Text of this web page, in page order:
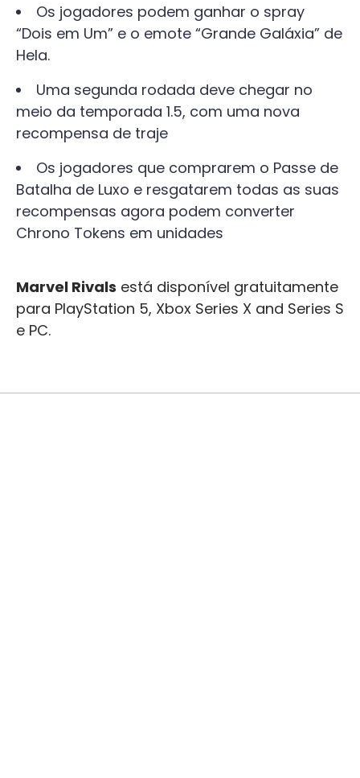
Os jogadores podem ganhar o spray
“Dois em Um” e o emote “Grande Galáxia” de
Hela.
Uma segunda rodada deve chegar no
meio da temporada 1.5, com uma nova
recompensa de traje
Os jogadores que comprarem o Passe de
Batalha de Luxo e resgatarem todas as suas
recompensas agora podem converter
Chrono Tokens em unidades
Marvel Rivals está disponível gratuitamente
para PlayStation 5, Xbox Series X and Series S
e PC.